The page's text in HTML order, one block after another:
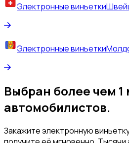
Электронные виньетки
Электронные виньетки
Выбран более чем
автомобилистов.
Закажите электронную